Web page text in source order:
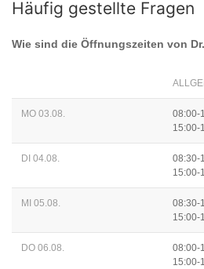
Häufig gestellte Fragen
Wie sind die Öffnungszeiten von
MO 03.08.
08:00-
15:00-
DI 04.08.
08:30-
15:00-
MI 05.08.
08:30-
15:00-
DO 06.08.
08:00-
15:00-